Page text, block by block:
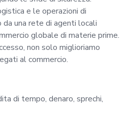
nel
essere
piattaforma,
e le operazioni di
una rete di agenti locali
globale di materie prime.
non solo miglioriamo
al commercio.
di tempo, denaro, sprechi,